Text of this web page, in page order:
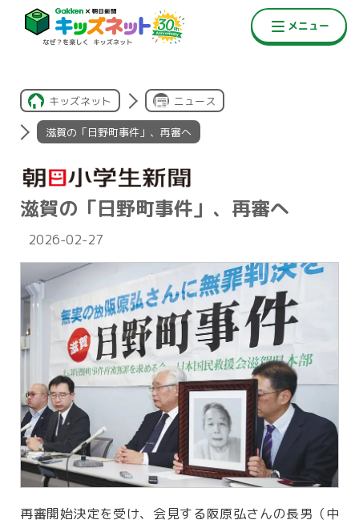
キッズネット ニュース
滋賀の「日野町事件」、再審へ
滋賀の「日野町事件」、再審へ
2026-02-27
再審開始決定を受け、会見する阪原弘さんの長男（中